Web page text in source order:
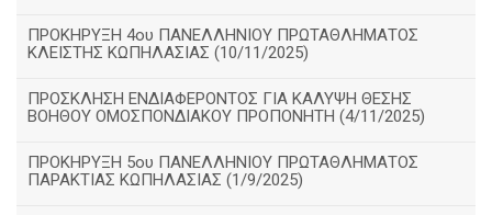
ΠΡΟΚΗΡΥΞΗ 4ου ΠΑΝΕΛΛΗΝΙΟΥ ΠΡΩΤΑΘΛΗΜΑΤΟΣ
ΚΛΕΙΣΤΗΣ ΚΩΠΗΛΑΣΙΑΣ (10/11/2025)
ΠΡΟΣΚΛΗΣΗ ΕΝΔΙΑΦΕΡΟΝΤΟΣ ΓΙΑ ΚΑΛΥΨΗ ΘΕΣΗΣ
ΒΟΗΘΟΥ ΟΜΟΣΠΟΝΔΙΑΚΟΥ ΠΡΟΠΟΝΗΤΗ (4/11/2025)
ΠΡΟΚΗΡΥΞΗ 5ου ΠΑΝΕΛΛΗΝΙΟΥ ΠΡΩΤΑΘΛΗΜΑΤΟΣ
ΠΑΡΑΚΤΙΑΣ ΚΩΠΗΛΑΣΙΑΣ (1/9/2025)